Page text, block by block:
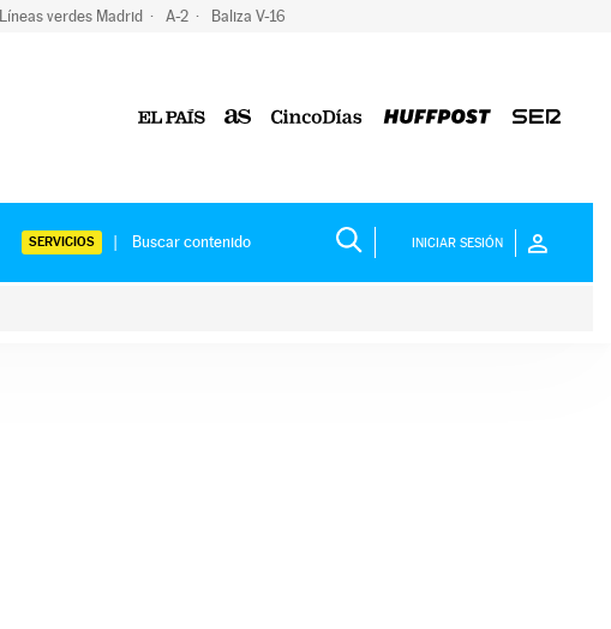
Líneas verdes Madrid A-2 Baliza V-16
SERVICIOS INICIAR SESIÓN